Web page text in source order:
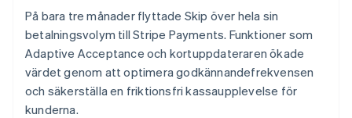
På bara tre månader flyttade Skip över hela sin
betalningsvolym till Stripe Payments. Funktioner som
Adaptive Acceptance och kortuppdateraren ökade
värdet genom att optimera godkännandefrekvensen
och säkerställa en friktionsfri kassaupplevelse för
kunderna.